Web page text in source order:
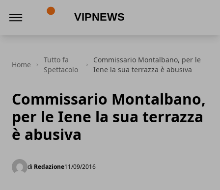
Home
Tutto fa
Spettacolo
Commissario Montalbano, per le
Iene la sua terrazza è abusiva
Commissario Montalbano,
per le Iene la sua terrazza
è abusiva
di Redazione11/09/2016